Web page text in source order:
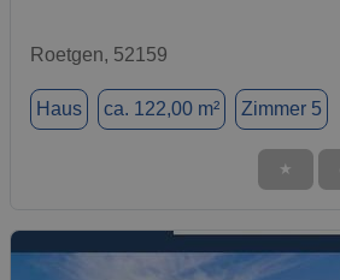
Roetgen, 52159
Haus ca. 122,00 m² Zimmer 5
★